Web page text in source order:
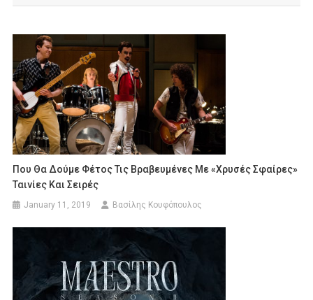
Που Θα Δούμε Φέτος Τις Βραβευμένες Με «Χρυσές Σφαίρες»
Ταινίες Και Σειρές
January 11, 2019 Βασίλης Κουφόπουλος